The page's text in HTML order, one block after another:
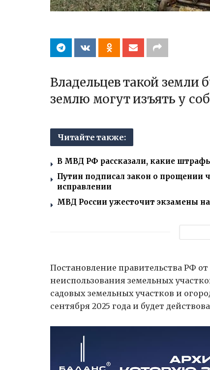
Владельцев такой земли
землю могут изъять у
Читайте также:
В МВД РФ рассказали, какие
Путин подписал закон о прощении
исправлении
МВД России ужесточит экзамены
Постановление правительства РФ от
неиспользования земельных
садовых земельных участков и
сентября 2025 года и будет